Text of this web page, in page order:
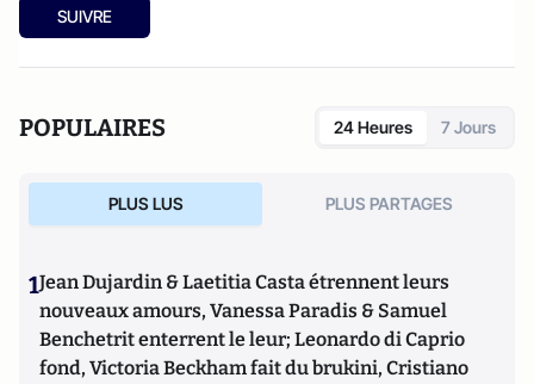
SUIVRE
POPULAIRES 24 Heures 7 Jours
PLUS LUS PLUS PARTAGES
1Jean Dujardin & Laetitia Casta étrennent leurs
nouveaux amours, Vanessa Paradis & Samuel
Benchetrit enterrent le leur; Leonardo di Caprio
fond, Victoria Beckham fait du brukini, Cristiano